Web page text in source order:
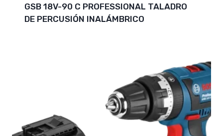
GSB 18V-90 C PROFESSIONAL TALADRO
DE PERCUSIÓN INALÁMBRICO